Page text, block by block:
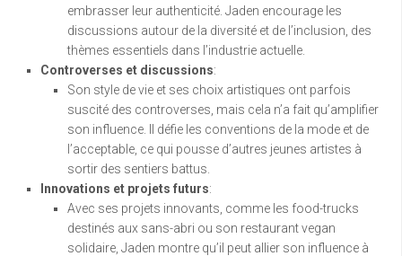
embrasser leur authenticité. Jaden encourage les
discussions autour de la diversité et de l’inclusion, des
thèmes essentiels dans l’industrie actuelle.
Controverses et discussions:
Son style de vie et ses choix artistiques ont parfois
suscité des controverses, mais cela n’a fait qu’amplifier
son influence. Il défie les conventions de la mode et de
l’acceptable, ce qui pousse d’autres jeunes artistes à
sortir des sentiers battus.
Innovations et projets futurs:
Avec ses projets innovants, comme les food-trucks
destinés aux sans-abri ou son restaurant vegan
solidaire, Jaden montre qu’il peut allier son influence à